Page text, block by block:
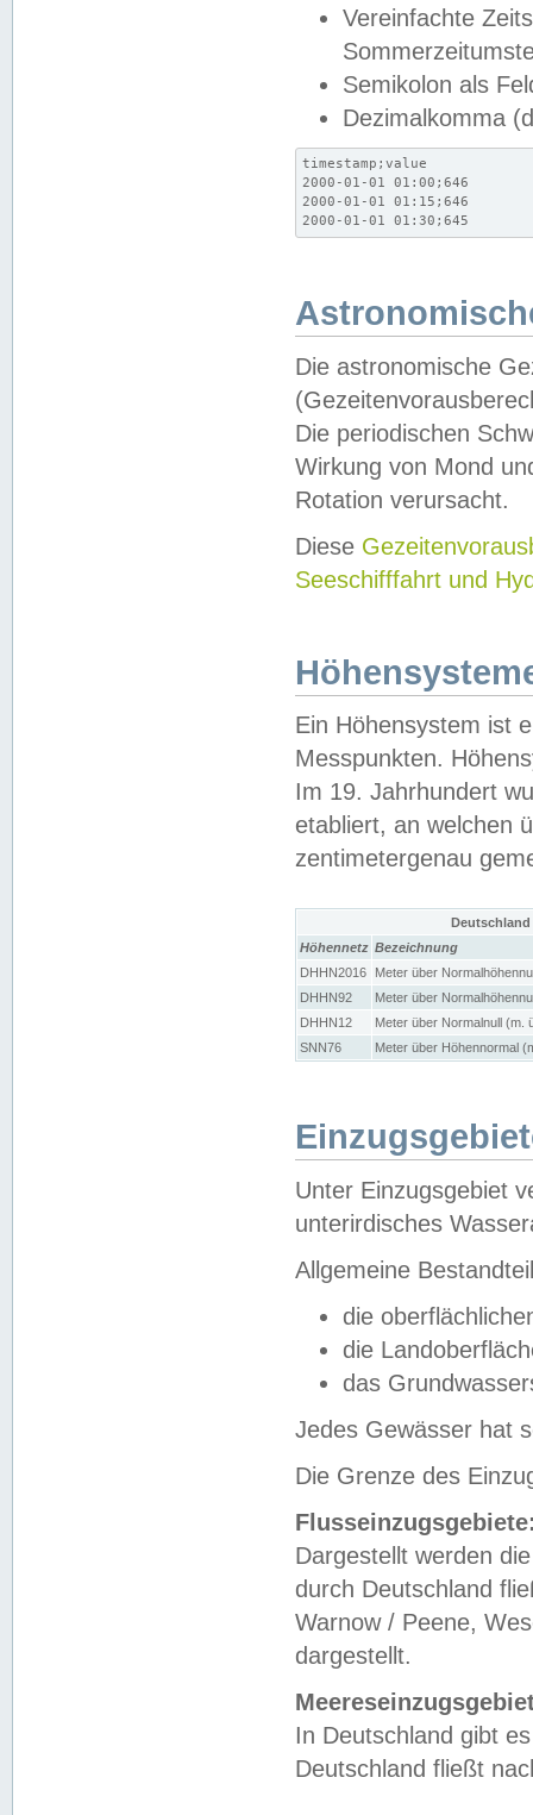
Vereinfachte
Semikolon als
Dezimalkomma
timestamp;value
2000-01-01 01:00;646
2000-01-01 01:15;646
2000-01-01 01:30;645
Die astronomische
Die periodischen
Wirkung von Mond
Rotation verursacht.
Diese
Seeschifffahrt und
Ein Höhensystem ist
Messpunkten.
Im 19. Jahrhundert
etabliert, an welchen
zentimetergenau
Höhennetz Bezeichnung
DHHN2016
Meter über
DHHN92
Meter über
DHHN12
Meter über Normalnull (m.
SNN76
Meter über Höhennormal
Unter Einzugsgebiet
unterirdisches
Allgemeine
die
die
das
Jedes Gewässer hat
Die Grenze des
Dargestellt werden
durch Deutschland
Warnow / Peene,
dargestellt.
In Deutschland gibt
Deutschland fließt